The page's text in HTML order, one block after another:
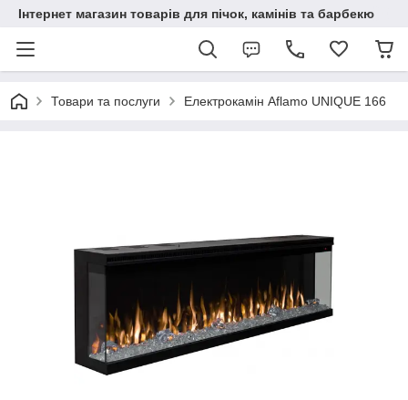
Інтернет магазин товарів для пічок, камінів та барбекю
Товари та послуги Електрокамін Aflamo UNIQUE 166